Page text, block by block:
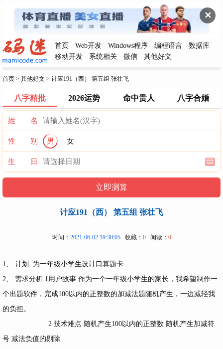
✕
首页 Web开发 Windows程序 编程语言
数据库
移动开发
系统相关 微信 其他好文
首页 > 其他好文 > 计应191（西） 第五组 张壮飞
八字精批 2026运势 命中贵人 八字合婚
姓 名
性 别 男 女
生 日
计应191（西） 第五组 张壮飞
时间： 2021-06-02 19:30:05收藏： 0阅读： 0
1、 计划: 为一年级小学生设计口算题卡
2、 需求分析 1用户故事 作为一个一年级小学生的家长，我希望制作一
个出题软件，完成100以内的正整数的加减法题随机产生，一边减轻我
的负担。
2 技术难点 随机产生100以内的正整数 随机产生加减符
号 减法负值的剔除